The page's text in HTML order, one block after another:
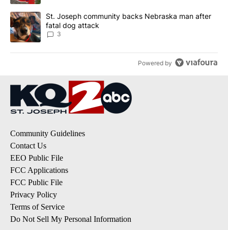
A trending article titled "St. Joseph community backs
St. Joseph community backs Nebraska man after
fatal dog attack
3
Powered by
Community Guidelines
Contact Us
EEO Public File
FCC Applications
FCC Public File
Privacy Policy
Terms of Service
Do Not Sell My Personal Information